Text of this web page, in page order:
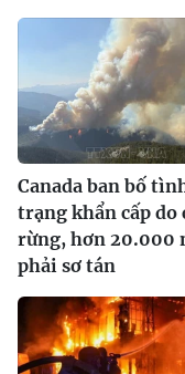
Canada ban bố
trạng khẩn cấp do
rừng, hơn 20.000
phải sơ tán